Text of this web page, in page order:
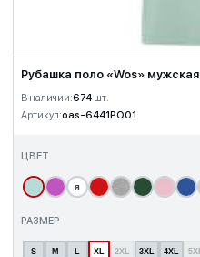
Рубашка поло «Wos» мужская
В наличии:674 шт.
Артикул:oas-6441PO01
ЦВЕТ
я
РАЗМЕР
S M XL 2XL 3XL 4XL 5XL